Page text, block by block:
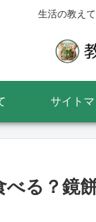
生活の教え
サイト
る？鏡